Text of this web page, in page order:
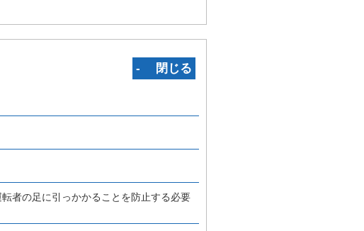
‐ 閉じる
者の足に引っかかることを防止する必要